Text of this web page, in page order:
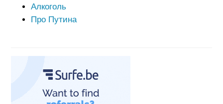
Алкоголь
Про Путина